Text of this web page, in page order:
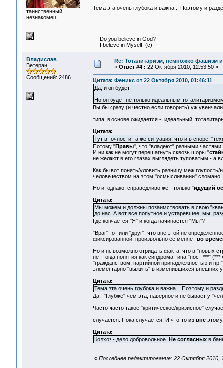
таинственный
незнакомец
Тема эта очень глубока и важна... Поэтому и
— Do you believe in God?
— I believe in Myself. (c)
Владислав
Ветеран
Сообщений: 2486
Re: Тоталитаризм, немножко фашизм и
« Ответ #4 : 22 Октября 2010, 12:53:50 »
Цитата: Феникс от 22 Октября 2010, 01:46:11
Да, и он будет.
Но он будет не только идеальным
Вы бы сразу (и честно если говорить) уж
типа: в основе ожидается - идеальный
Цитата:
Тут в точности та же ситуация, что и в споре:
Потому "Правы", что "владеют" разными частями
И ни как не могут перешагнуть сквозь шоры "
не желают в его глазах выглядеть туповатым - а
Как бы вот понять/уловить разницу меж
человечеством на этом "осмысливании" сломано!
Но и, однако, справедливо же - только "идущий
Цитата:
Мы можем и должны позаимствовать в свою
до нас. А вот все попутное и устаревшее, мы,
Где кончается "Я" и когда начинается "Мы"?
"Враг" тот или "друг", что вне этой не
фиксированной, произвольно её меняетво
Но и не возможно отрицать факта, что в "новых
нет тогда понятия как синдрома типа "пост ***"
"гражданством, партийной принадлежностью и
элементарно "выжить" в изменившихся внешних
Цитата:
Тема эта очень глубока и важна... Поэтому и
Да. "Глубже" чем эта, наверное и не бывает у
Часто-часто такое "критическое/кризисное"
случается. Пока случается. И что-то из внеэтому
Цитата:
Колхоз - дело добровольное.
Не согласныхв
« Последнее редактирование: 22 Октября 2010,